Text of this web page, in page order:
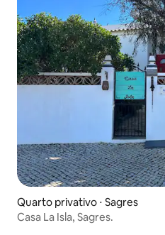
Quarto privativo ⋅ Sagres
Casa La Isla, Sagres.